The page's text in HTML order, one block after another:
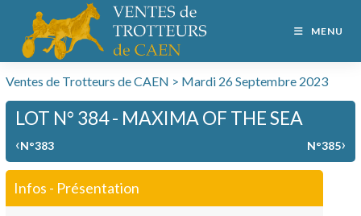
MENU
Ventes de Trotteurs de CAEN > Mardi 26 Septembre 2023
LOT N° 384 - MAXIMA OF THE SEA
‹N°383 N°385›
Infos - Présentation